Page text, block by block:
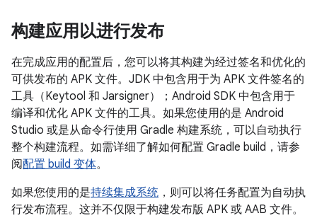
构建应用以进行发布
在完成应用的配置后，您可以将其构建为经过签名和优化的
可供发布的 APK 文件。JDK 中包含用于为 APK 文件签名的
工具（Keytool 和 Jarsigner）；Android SDK 中包含用于
编译和优化 APK 文件的工具。如果您使用的是 Android
Studio 或是从命令行使用 Gradle 构建系统，可以自动执行
整个构建流程。如需详细了解如何配置 Gradle build，请参
阅配置 build 变体。
如果您使用的是持续集成系统 ，则可以将任务配置为自动执
行发布流程。这并不仅限于构建发布版 APK 或 AAB 文件。